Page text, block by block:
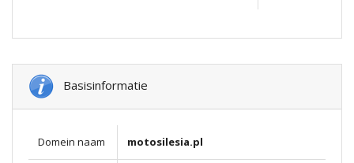
Basisinformatie
Domein naam motosilesia.pl